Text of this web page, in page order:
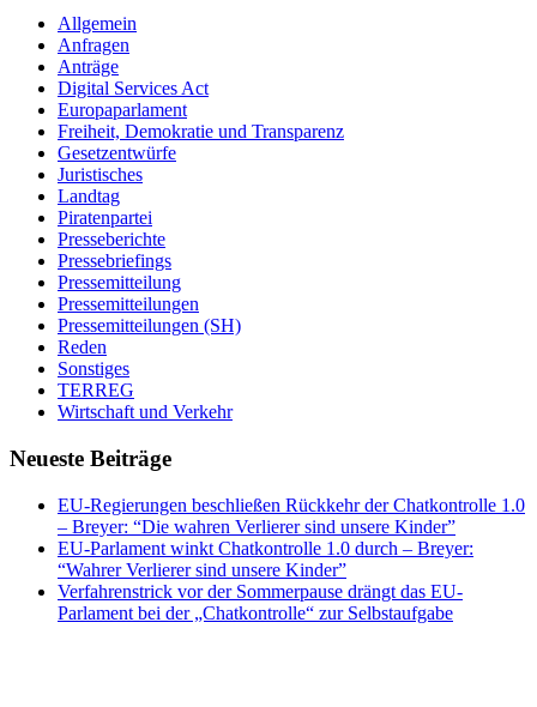
Allgemein
Anfragen
Anträge
Digital Services Act
Europaparlament
Freiheit, Demokratie und Transparenz
Gesetzentwürfe
Juristisches
Landtag
Piratenpartei
Presseberichte
Pressebriefings
Pressemitteilung
Pressemitteilungen
Pressemitteilungen (SH)
Reden
Sonstiges
TERREG
Wirtschaft und Verkehr
Neueste Beiträge
EU-Regierungen beschließen Rückkehr der Chatkontrolle 1.0
– Breyer: “Die wahren Verlierer sind unsere Kinder”
EU-Parlament winkt Chatkontrolle 1.0 durch – Breyer:
“Wahrer Verlierer sind unsere Kinder”
Verfahrenstrick vor der Sommerpause drängt das EU-
Parlament bei der „Chatkontrolle“ zur Selbstaufgabe